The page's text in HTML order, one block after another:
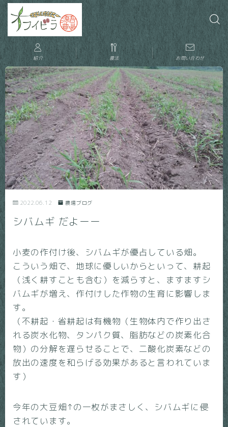
紹介 農法 お問い合わせ
2022.06.12 農場ブログ
シバムギ だよーー
小麦の作付け後、シバムギが優占している畑。
こういう畑で、地球に優しいからといって、耕起
（浅く耕すことも含む）を減らすと、ますますシ
バムギが増え、作付けした作物の生育に影響しま
す。
（不耕起・省耕起は有機物（生物体内で作り出さ
れる炭水化物、タンパク質、脂肪などの炭素化合
物）の分解を遅らせることで、二酸化炭素などの
放出の速度を和らげる効果があると言われていま
す）
今年の大豆畑↑の一枚がまさしく、シバムギに侵
されています。